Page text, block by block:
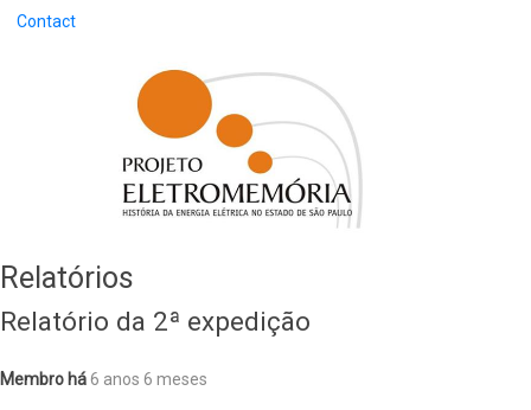
Contact
Relatórios
Relatório da 2ª expedição
Membro há6 anos 6 meses